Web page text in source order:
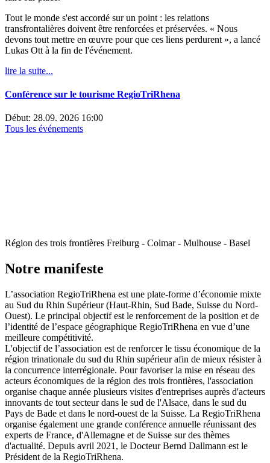
Tout le monde s'est accordé sur un point : les relations
transfrontalières doivent être renforcées et préservées. « Nous
devons tout mettre en œuvre pour que ces liens perdurent », a lancé
Lukas Ott à la fin de l'événement.
lire la suite...
Conférence sur le tourisme RegioTriRhena
Début: 28.09. 2026 16:00
Tous les événements
Région des trois frontières Freiburg - Colmar - Mulhouse - Basel
Notre manifeste
L’association RegioTriRhena est une plate-forme d’économie mixte
au Sud du Rhin Supérieur (Haut-Rhin, Sud Bade, Suisse du Nord-
Ouest). Le principal objectif est le renforcement de la position et de
l’identité de l’espace géographique RegioTriRhena en vue d’une
meilleure compétitivité.
L'objectif de l’association est de renforcer le tissu économique de la
région trinationale du sud du Rhin supérieur afin de mieux résister à
la concurrence interrégionale. Pour favoriser la mise en réseau des
acteurs économiques de la région des trois frontières, l'association
organise chaque année plusieurs visites d'entreprises auprès d'acteurs
innovants de tout secteur dans le sud de l'Alsace, dans le sud du
Pays de Bade et dans le nord-ouest de la Suisse. La RegioTriRhena
organise également une grande conférence annuelle réunissant des
experts de France, d'Allemagne et de Suisse sur des thèmes
d'actualité. Depuis avril 2021, le Docteur Bernd Dallmann est le
Président de la RegioTriRhena.